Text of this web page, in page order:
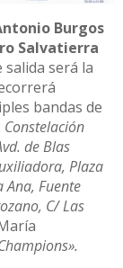
Burgos
Salvatierra
salida será la
bandas de
Constelación
de Blas
Plaza
Ana, Fuente
C/ Las